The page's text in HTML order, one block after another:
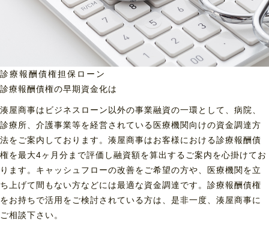
診療報酬債権担保ローン
診療報酬債権の早期資金化は
湊屋商事はビジネスローン以外の事業融資の一環として、病院、
診療所、介護事業等を経営されている医療機関向けの資金調達方
法をご案内しております。湊屋商事はお客様における診療報酬債
権を最大4ヶ月分まで評価し融資額を算出するご案内を心掛けてお
ります。キャッシュフローの改善をご希望の方や、医療機関を立
ち上げて間もない方などには最適な資金調達です。診療報酬債権
をお持ちで活用をご検討されている方は、是非一度、湊屋商事に
ご相談下さい。